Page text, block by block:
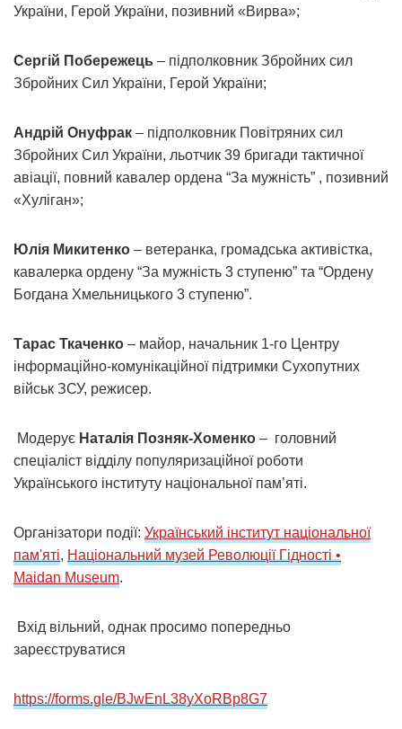
України, Герой України, позивний «Вирва»;
Сергій Побережець – підполковник Збройних сил
Збройних Сил України, Герой України;
Андрій Онуфрак – підполковник Повітряних сил
Збройних Сил України, льотчик 39 бригади тактичної
авіації, повний кавалер ордена “За мужність” , позивний
«Хуліган»;
Юлія Микитенко – ветеранка, громадська активістка,
кавалерка ордену “За мужність 3 ступеню” та “Ордену
Богдана Хмельницького 3 ступеню”.
Тарас Ткаченко – майор, начальник 1-го Центру
інформаційно-комунікаційної підтримки Сухопутних
військ ЗСУ, режисер.
Модерує Наталія Позняк-Хоменко – головний
спеціаліст відділу популяризаційної роботи
Українського інституту національної пам’яті.
Організатори події: Український інститут національної
пам'яті, Національний музей Революції Гідності •
Maidan Museum.
Вхід вільний, однак просимо попередньо
зареєструватися
https://forms.gle/BJwEnL38yXoRBp8G7